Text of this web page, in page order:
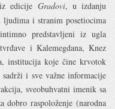
edicije Gradovi, u izdanju
ljudima i stranim posetiocima
predstavljeni iz ugla
i Kalemegdana, Knez
institucija koje čine krvotok
i sve važne informacije
sveobuhvatni imenik sa
raspoloženje (narodna